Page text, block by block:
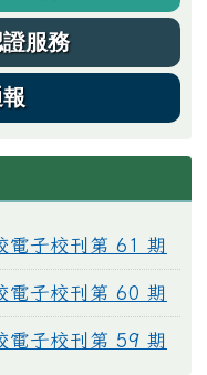
服務
電子校刊第 61 期
電子校刊第 60 期
電子校刊第 59 期